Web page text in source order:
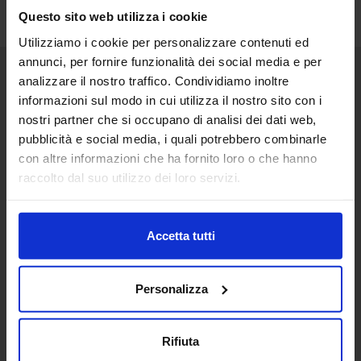
Questo sito web utilizza i cookie
Utilizziamo i cookie per personalizzare contenuti ed
annunci, per fornire funzionalità dei social media e per
analizzare il nostro traffico. Condividiamo inoltre
informazioni sul modo in cui utilizza il nostro sito con i
nostri partner che si occupano di analisi dei dati web,
pubblicità e social media, i quali potrebbero combinarle
con altre informazioni che ha fornito loro o che hanno
raccolto dal suo utilizzo dei loro servizi.
Accetta tutti
Personalizza
Rifiuta
Senaf srl
Via Eritrea 21/A
20157 | Milano | Italia
+ 39 02.332039460
In collaborazione con